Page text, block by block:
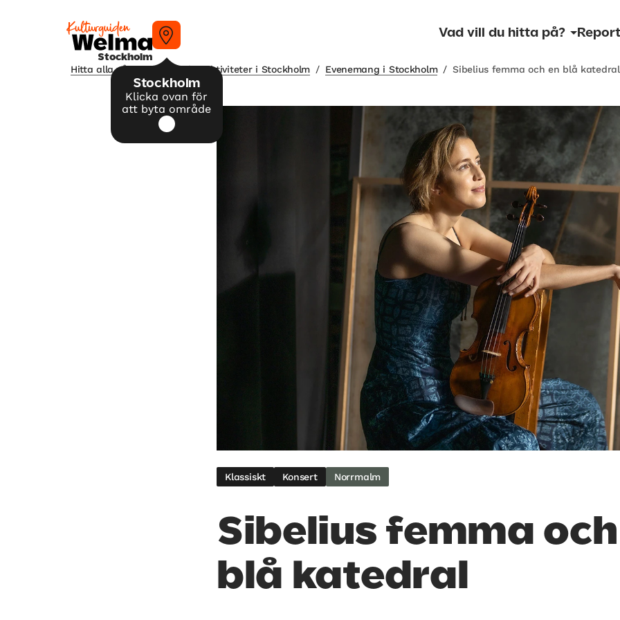
Stockholm
Stockholm
Klicka ovan för
att byta område
Vad vill du hitta på?
Hitta alla våra tips på kulturaktiviteter i Stockholm / Evenemang i Stockholm / Sibelius femma och en blå katedral
Klassiskt Konsert Norrmalm
Sibelius femma
blå katedral